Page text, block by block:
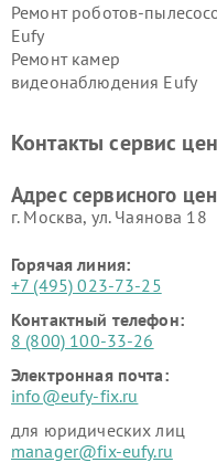
Ремонт роботов-
Eufy
Ремонт камер
видеонаблюдения Eufy
Контакты сервис
Адрес сервисного
г. Москва, ул. Чаянова 18
Горячая линия:
+7 (495) 023-73-25
Контактный телефон:
8 (800) 100-33-26
Электронная почта:
info@eufy-fix.ru
для юридических лиц
manager@fix-eufy.ru